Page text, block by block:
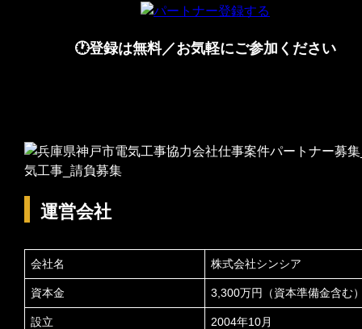
🕐登録は無料／お気軽にご参加ください
運営会社
会社名 株式会社シンシア
資本金 3,300万円（資本準備金含む
設立 2004年10月